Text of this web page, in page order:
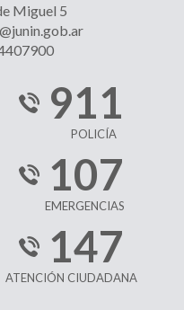
Miguel 5
911
POLICÍA
107
EMERGENCIAS
147
ATENCIÓN CIUDADANA